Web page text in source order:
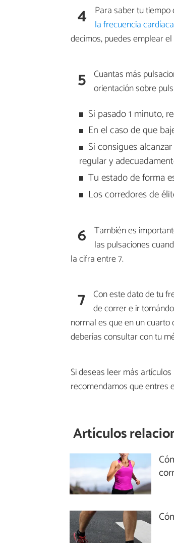
4 Para saber tu
la frecuencia cardíaca
decimos, puedes emplear
5 Cuantas más
orientación sobre
Si pasado 1 minuto,
En el caso de que
Si consigues
regular y
Tu estado de forma
Los corredores de
6 También es
las pulsaciones
la cifra entre 7.
7 Con este dato de tu
de correr e ir
normal es que en un
deberías consultar con tu
Si deseas leer más
recomendamos que entres
Artículos